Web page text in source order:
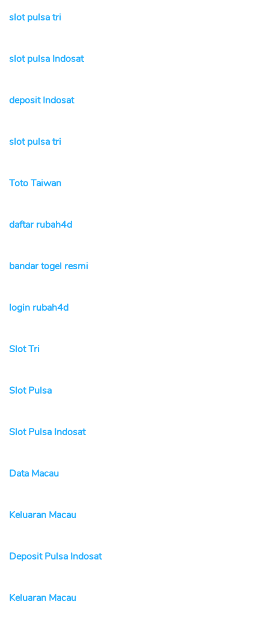
slot pulsa tri
slot pulsa Indosat
deposit Indosat
slot pulsa tri
Toto Taiwan
daftar rubah4d
bandar togel resmi
login rubah4d
Slot Tri
Slot Pulsa
Slot Pulsa Indosat
Data Macau
Keluaran Macau
Deposit Pulsa Indosat
Keluaran Macau